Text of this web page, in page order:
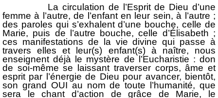
La circulation de l’Esprit de Dieu d’une
femme à l’autre, de l’enfant en leur sein, à l’autre ;
des paroles qui s’exhalent d’une bouche, celle de
Marie, puis de l’autre bouche, celle d’Élisabeth ;
ces manifestations de la vie divine qui passe à
travers elles et leur(s) enfant(s) à naître, nous
enseignent déjà le mystère de l’Eucharistie : don
de soi-même se laissant traverser corps, âme et
esprit par l’énergie de Dieu pour avancer, bientôt,
son grand OUI au nom de toute l’humanité, que
sera le chant d’action de grâce de Marie, le